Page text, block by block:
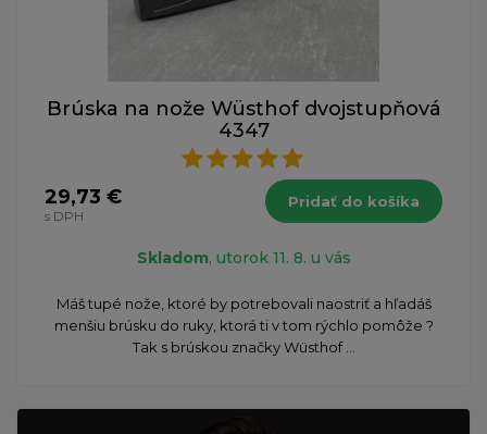
Brúska na nože Wüsthof dvojstupňová
4347
29,73 €
s DPH
Pridať do košíka
Skladom, utorok 11. 8. u vás
Máš tupé nože, ktoré by potrebovali naostriť a hľadáš
menšiu brúsku do ruky, ktorá ti v tom rýchlo pomôže ?
Tak s brúskou značky Wüsthof ...